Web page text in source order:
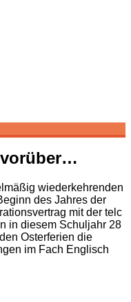
wiederkehrenden
des Jahres der
mit der telc
in diesem Schuljahr 28
Osterferien die
im Fach Englisch